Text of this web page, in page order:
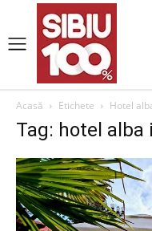
Acasă Etichete Hotel
Tag: hotel alba